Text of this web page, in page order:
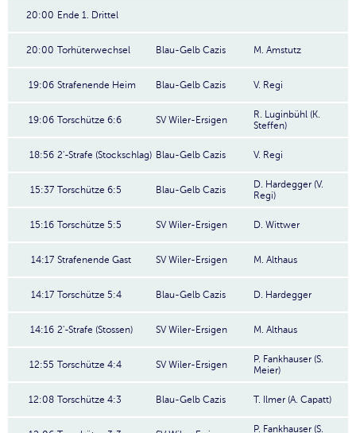
20:00 Ende 1. Drittel
20:00 Torhüterwechsel Blau-Gelb Cazis M. Amstutz
19:06 Strafenende Heim Blau-Gelb Cazis V. Regi
19:06 Torschütze 6:6 SV Wiler-Ersigen
R. Luginbühl (K.
Steffen)
18:56 2'-Strafe (Stockschlag) Blau-Gelb Cazis V. Regi
15:37 Torschütze 6:5 Blau-Gelb Cazis
D. Hardegger (V.
Regi)
15:16 Torschütze 5:5 SV Wiler-Ersigen D. Wittwer
14:17 Strafenende Gast SV Wiler-Ersigen M. Althaus
14:17 Torschütze 5:4 Blau-Gelb Cazis D. Hardegger
14:16 2'-Strafe (Stossen) SV Wiler-Ersigen M. Althaus
12:55 Torschütze 4:4 SV Wiler-Ersigen
P. Fankhauser (S.
Meier)
12:08 Torschütze 4:3 Blau-Gelb Cazis T. Ilmer (A. Capatt)
P. Fankhauser (S.